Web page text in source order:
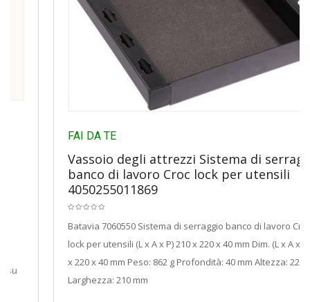
FAI DA TE
Vassoio degli attrezzi Sistema di serraggio
banco di lavoro Croc lock per utensili
4050255011869
Batavia 7060550 Sistema di serraggio banco di lavoro Croc
lock per utensili (L x A x P) 210 x 220 x 40 mm Dim. (L x A x P) 210
x 220 x 40 mm Peso: 862 g Profondità: 40 mm Altezza: 220 mm
Larghezza: 210 mm